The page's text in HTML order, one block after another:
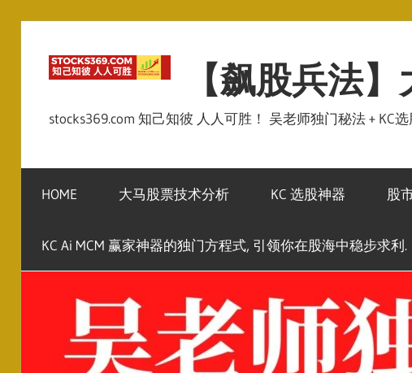
content
【飙股兵法
stocks369.com 知己知彼 人人可胜！ 吴老师独门秘法 + KC
HOME 大马股票技术分析 KC 选股神器 股
KC Ai MCM 赢家神器的独门方程式, 引领你在股海中稳步求利.